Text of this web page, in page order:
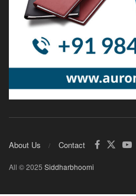
About Us Contact
All © 2025 Siddharbhoomi